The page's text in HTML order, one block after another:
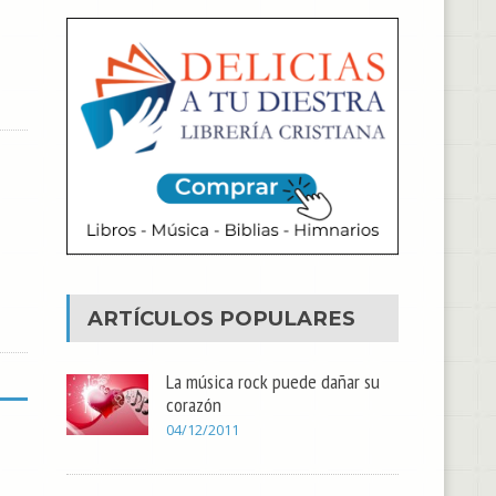
ARTÍCULOS POPULARES
La música rock puede dañar su
corazón
04/12/2011